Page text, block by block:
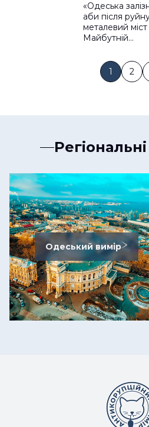
«Одеська
аби після
металевий міст
Майбутній…
1 2
Одеський вимір